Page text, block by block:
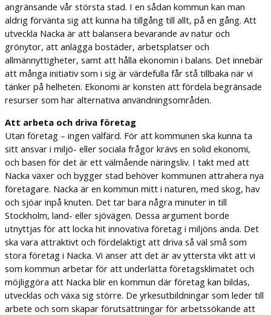
angränsande vår största stad. I en sådan kommun kan man
aldrig förvänta sig att kunna ha tillgång till allt, på en gång. Att
utveckla Nacka är att balansera bevarande av natur och
grönytor, att anlägga bostäder, arbetsplatser och
allmännyttigheter, samt att hålla ekonomin i balans. Det innebär
att många initiativ som i sig är värdefulla får stå tillbaka när vi
tänker på helheten. Ekonomi är konsten att fördela begränsade
resurser som har alternativa användningsområden.
Att arbeta och driva företag
Utan företag – ingen välfärd. För att kommunen ska kunna ta
sitt ansvar i miljö- eller sociala frågor krävs en solid ekonomi,
och basen för det är ett välmående näringsliv. I takt med att
Nacka växer och bygger stad behöver kommunen attrahera nya
företagare. Nacka är en kommun mitt i naturen, med skog, hav
och sjöar inpå knuten. Det tar bara några minuter in till
Stockholm, land- eller sjövägen. Dessa argument borde
utnyttjas för att locka hit innovativa företag i miljöns anda. Det
ska vara attraktivt och fördelaktigt att driva så väl små som
stora företag i Nacka. Vi anser att det är av yttersta vikt att vi
som kommun arbetar för att underlätta företagsklimatet och
möjliggöra att Nacka blir en kommun där företag kan bildas,
utvecklas och växa sig större. De yrkesutbildningar som leder till
arbete och som skapar förutsättningar för arbetssökande att